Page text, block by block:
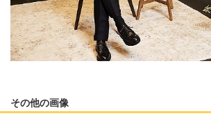
その他の画像